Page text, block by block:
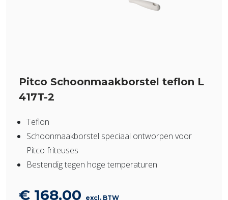
Pitco Schoonmaakborstel teflon L
417T-2
Teflon
Schoonmaakborstel speciaal ontworpen voor
Pitco friteuses
Bestendig tegen hoge temperaturen
€ 168,00 excl. BTW